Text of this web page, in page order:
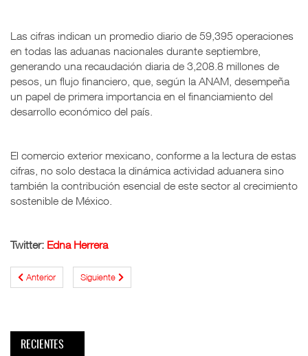
Las cifras indican un promedio diario de 59,395 operaciones
en todas las aduanas nacionales durante septiembre,
generando una recaudación diaria de 3,208.8 millones de
pesos, un flujo financiero, que, según la ANAM, desempeña
un papel de primera importancia en el financiamiento del
desarrollo económico del país.
El comercio exterior mexicano, conforme a la lectura de estas
cifras, no solo destaca la dinámica actividad aduanera sino
también la contribución esencial de este sector al crecimiento
sostenible de México.
Twitter: Edna Herrera
Anterior Siguiente
RECIENTES